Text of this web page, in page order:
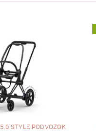
STYLE PODVOZOK